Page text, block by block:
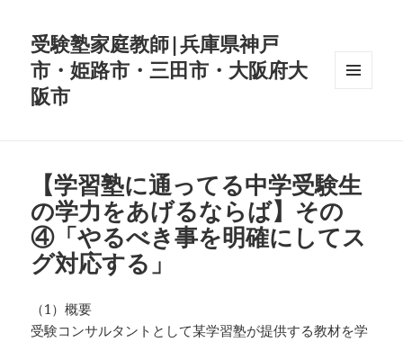
受験塾家庭教師|兵庫県神戸
市・姫路市・三田市・大阪府大
阪市
【学習塾に通ってる中学受験生
の学力をあげるならば】その
④「やるべき事を明確にしてス
グ対応する」
（1）概要
受験コンサルタントとして某学習塾が提供する教材を学